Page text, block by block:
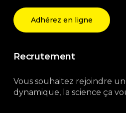
Adhérez en ligne
Recrutement
Vous souhaitez rejoindre
dynamique, la science ça